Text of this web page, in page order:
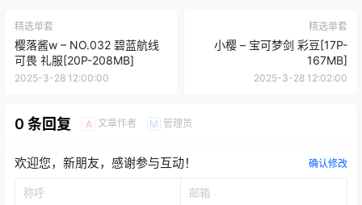
精选单套
樱落酱w – NO.032 碧蓝航线
可畏 礼服[20P-208MB]
2025-3-28 12:00:00
精选单套
小樱 – 宝可梦剑 彩豆[17P-
167MB]
2025-3-28 12:02:00
0 条回复 A 文章作者 M 管理员
欢迎您，新朋友，感谢参与互动！ 确认修改